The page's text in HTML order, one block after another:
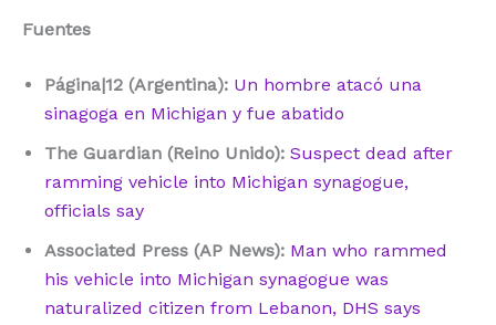
Fuentes
Página|12 (Argentina): Un hombre atacó una
sinagoga en Michigan y fue abatido
The Guardian (Reino Unido): Suspect dead after
ramming vehicle into Michigan synagogue,
officials say
Associated Press (AP News): Man who rammed
his vehicle into Michigan synagogue was
naturalized citizen from Lebanon, DHS says